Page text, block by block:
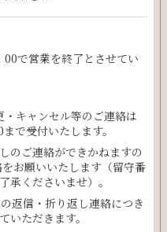
で営業を終了とさせてい
キャンセル等のご連絡は
で受付いたします。
のご連絡ができかねますの
お願いいたします（留守番
承くださいませ）。
返信・折り返し連絡につき
いただきます。